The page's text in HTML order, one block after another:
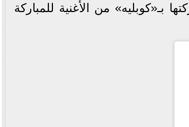
من الأغنية للمباركة